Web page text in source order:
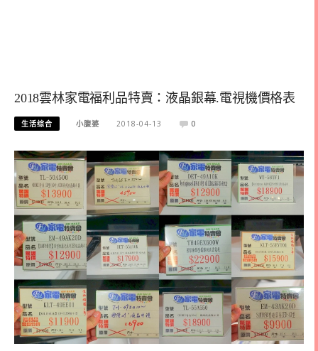
2018雲林家電福利品特賣：液晶銀幕.電視機價格表
生活综合 小腹婆 2018-04-13 0